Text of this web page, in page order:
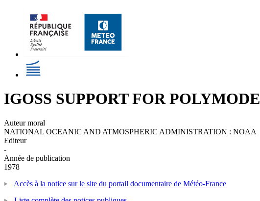
IGOSS SUPPORT FOR POLYMODE
Auteur moral
NATIONAL OCEANIC AND ATMOSPHERIC ADMINISTRATION : NOAA
Editeur
-
Année de publication
1978
Accès à la notice sur le site du portail documentaire de Météo-France